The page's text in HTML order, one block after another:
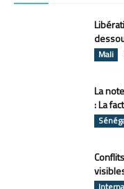
Mali
La
: La